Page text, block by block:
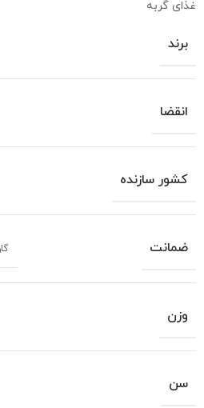
غذای گربه
برند
انقضا
کشور سازنده
ضمانت
وزن
سن